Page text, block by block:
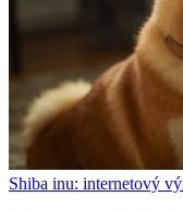
Shiba inu: internetový